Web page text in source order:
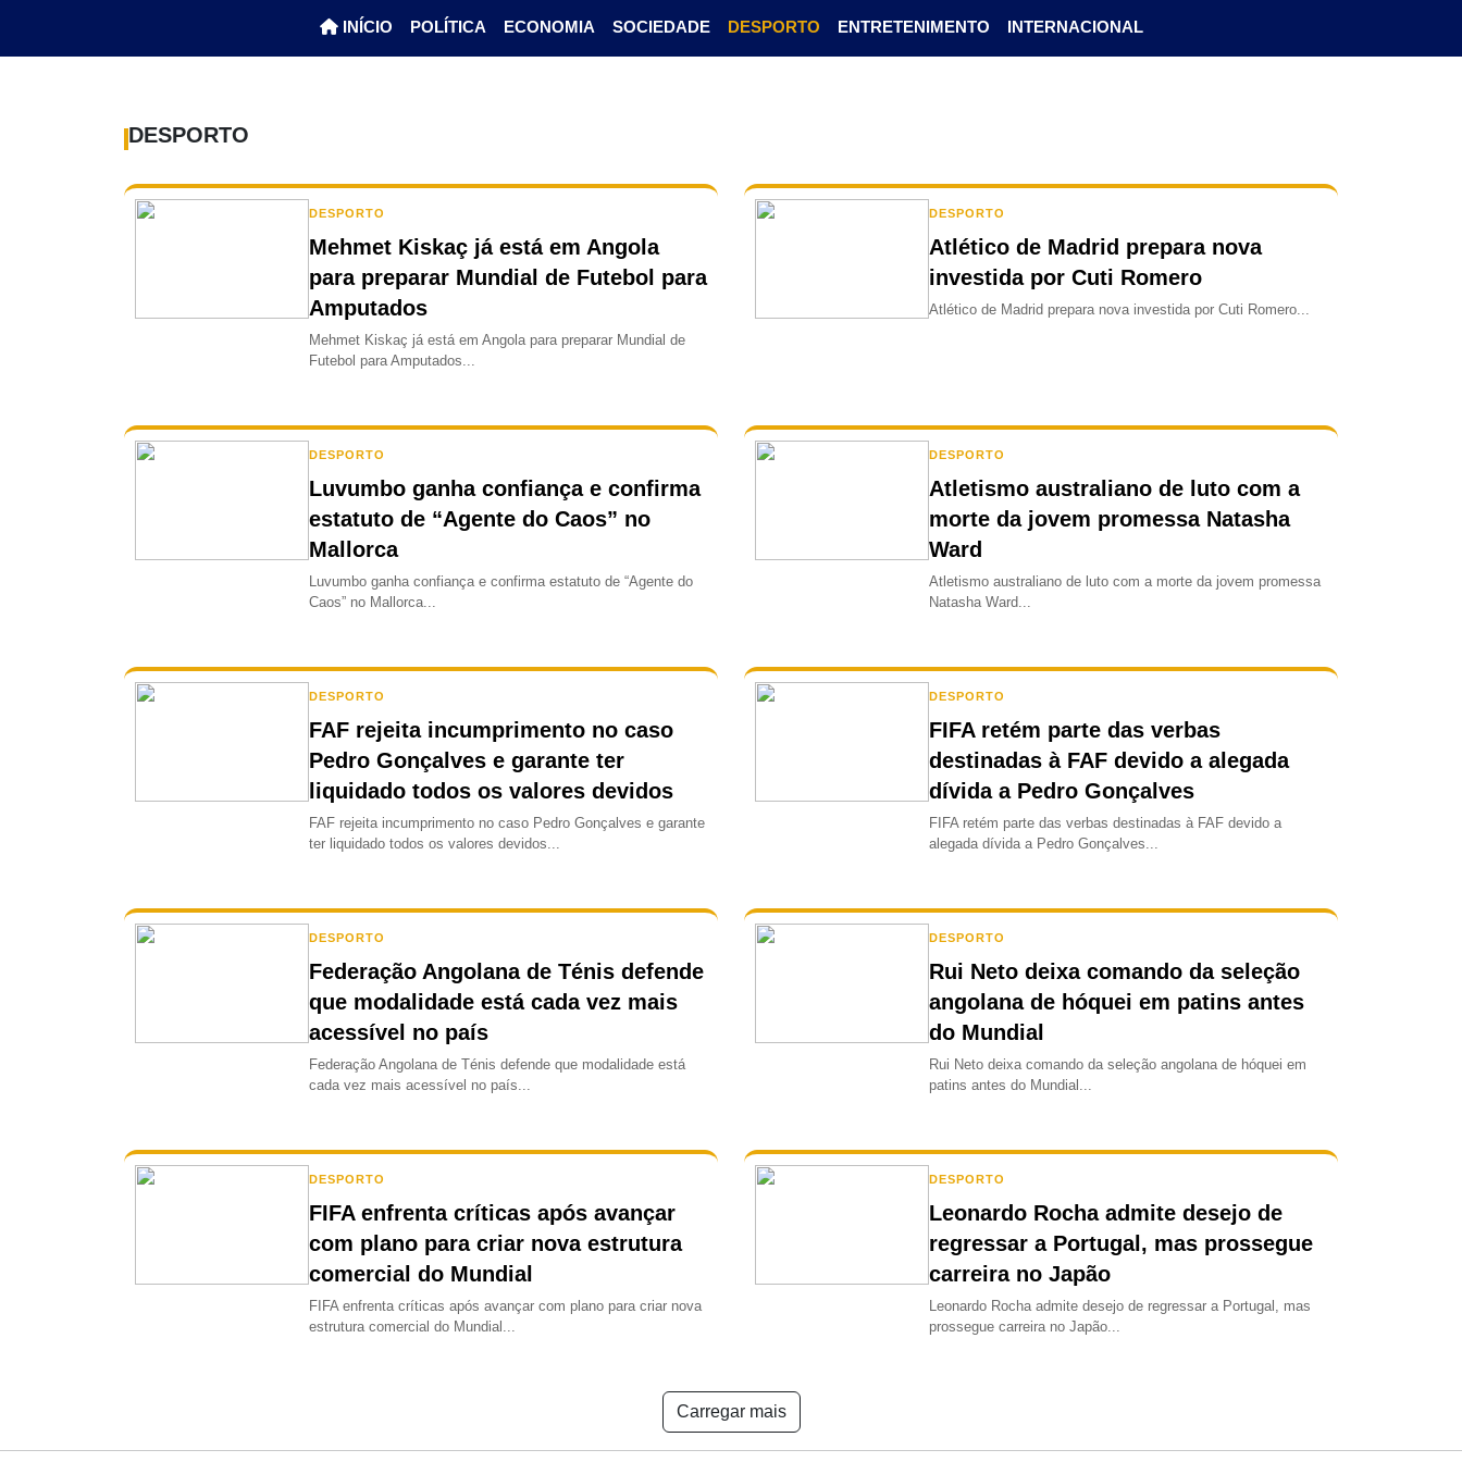
INÍCIO POLÍTICA ECONOMIA SOCIEDADE DESPORTO ENTRETENIMENTO INTERNACIONAL
DESPORTO
DESPORTO
Mehmet Kiskaç já está em Angola
para preparar Mundial de Futebol para
Amputados
Mehmet Kiskaç já está em Angola para preparar Mundial de
Futebol para Amputados...
DESPORTO
Atlético de Madrid prepara nova
investida por Cuti Romero
Atlético de Madrid prepara nova investida por Cuti Romero...
DESPORTO
Luvumbo ganha confiança e confirma
estatuto de “Agente do Caos” no
Mallorca
Luvumbo ganha confiança e confirma estatuto de “Agente do
Caos” no Mallorca...
DESPORTO
Atletismo australiano de luto com a
morte da jovem promessa Natasha
Ward
Atletismo australiano de luto com a morte da jovem promessa
Natasha Ward...
DESPORTO
FAF rejeita incumprimento no caso
Pedro Gonçalves e garante ter
liquidado todos os valores devidos
FAF rejeita incumprimento no caso Pedro Gonçalves e garante
ter liquidado todos os valores devidos...
DESPORTO
FIFA retém parte das verbas
destinadas à FAF devido a alegada
dívida a Pedro Gonçalves
FIFA retém parte das verbas destinadas à FAF devido a
alegada dívida a Pedro Gonçalves...
DESPORTO
Federação Angolana de Ténis defende
que modalidade está cada vez mais
acessível no país
Federação Angolana de Ténis defende que modalidade está
cada vez mais acessível no país...
DESPORTO
Rui Neto deixa comando da seleção
angolana de hóquei em patins antes
do Mundial
Rui Neto deixa comando da seleção angolana de hóquei em
patins antes do Mundial...
DESPORTO
FIFA enfrenta críticas após avançar
com plano para criar nova estrutura
comercial do Mundial
FIFA enfrenta críticas após avançar com plano para criar nova
estrutura comercial do Mundial...
DESPORTO
Leonardo Rocha admite desejo de
regressar a Portugal, mas prossegue
carreira no Japão
Leonardo Rocha admite desejo de regressar a Portugal, mas
prossegue carreira no Japão...
Carregar mais